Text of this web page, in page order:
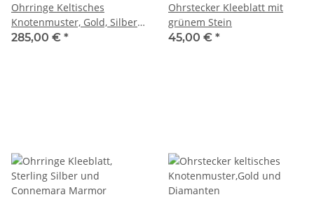
Ohrringe Keltisches
Knotenmuster, Gold, Silber
und Diamanten
285,00 € *
Ohrstecker Kleeblatt mit
grünem Stein
45,00 € *